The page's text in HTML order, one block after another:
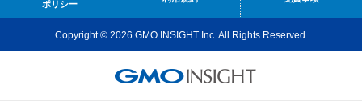
ポリシー
Copyright © 2026 GMO INSIGHT Inc. All Rights Reserved.